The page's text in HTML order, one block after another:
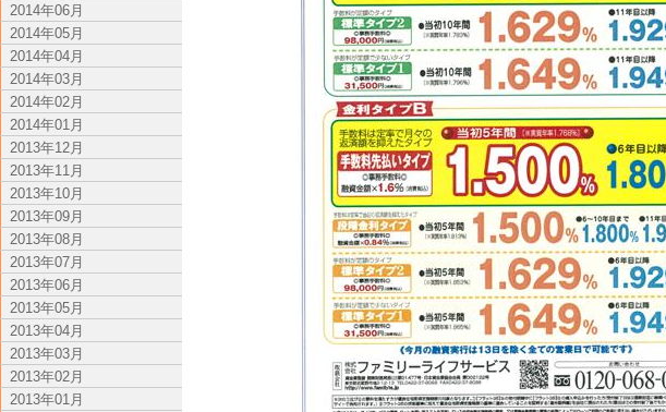
2014年06月
2014年05月
2014年04月
2014年03月
2014年02月
2014年01月
2013年12月
2013年11月
2013年10月
2013年09月
2013年08月
2013年07月
2013年06月
2013年05月
2013年04月
2013年03月
2013年02月
2013年01月